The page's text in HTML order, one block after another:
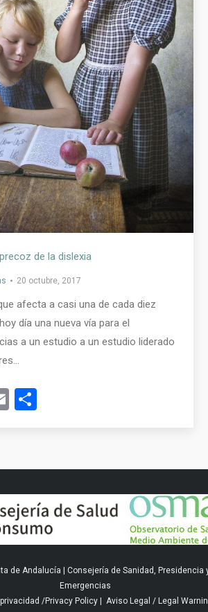
de la dislexia
20 octubre, 2017
afecta a casi una de cada diez
día una nueva vía para el
a un estudio a un estudio liderado
Email
de Andalucía
Consejería de Sanidad, Presidencia
Emergencias
/Privacy Policy Aviso Legal / Legal